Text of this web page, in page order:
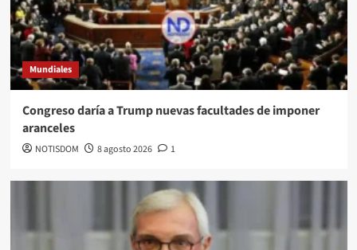
Mundiales
Congreso daría a Trump nuevas facultades de imponer
aranceles
NOTISDOM 8 agosto 2026 1